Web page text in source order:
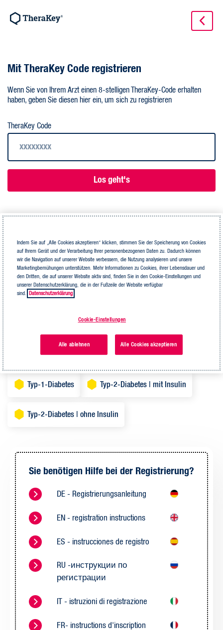
Mit TheraKey Code registrieren
Wenn Sie von Ihrem Arzt einen 8-stelligen TheraKey-Code erhalten
haben, geben Sie diesen hier ein, um sich zu registrieren
TheraKey Code
Los geht's
Oder
Ohne TheraKey Code registrieren
Wählen sie die eine Indikation aus, für die Sie sich registrieren wollen.
Sollten Sie unsicher sein, kontaktieren Sie Ihren Arzt/Ihre Ärztin
Asthma
Fettstoffwechselstörung Gicht Hypertonie
Typ-1-Diabetes Typ-2-Diabetes | mit Insulin
Typ-2-Diabetes | ohne Insulin
Sie benötigen Hilfe bei der Registrierung?
DE - Registrierungsanleitung
EN - registration instructions
ES - instrucciones de registro
RU -инструкции по
регистрации
IT - istruzioni di registrazione
FR- instructions d'inscription
Indem Sie auf „Alle Cookies akzeptieren“ klicken, stimmen Sie der Speicherung von Cookies
auf Ihrem Gerät und der Verarbeitung Ihrer personenbezogenen Daten zu. Dadurch können
wir die Navigation auf unserer Website verbessern, die Nutzung analysieren und unsere
Marketingbemühungen unterstützen. Mehr Informationen zu Cookies, ihrer Lebensdauer und
den Dritten, die auf unserer Website aktiv sind, finden Sie in den Cookie-Einstellungen und
unserer Datenschutzerklärung, die in der Fußzeile der Website verfügbar
sind.
Datenschutzerklärung
Cookie-Einstellungen
Alle ablehnen Alle Cookies akzeptieren